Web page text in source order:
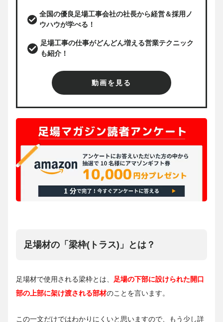
全国の優良足場工事会社の社長から経営＆採用ノ
ウハウが学べる！
足場工事の仕事がどんどん増える営業テクニック
も紹介！
動画を見る
足場材の「梁枠(トラス)」とは？
足場材で使用される梁枠とは、
足場の下部に設けられた開口
部の上部に架け渡される部材のことを言います。
この一文だけではわかりにくいと思いますので、もう少し詳